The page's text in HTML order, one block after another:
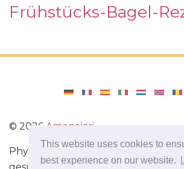
This website uses cookies to
best experience on our website.
Frühstücks-Bagel-
© 2026 Amenajari
Physische Übungen. Diäten und